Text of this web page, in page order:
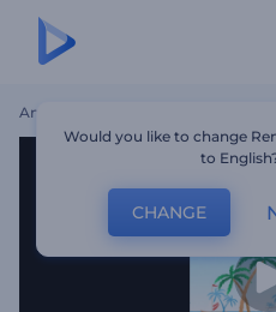
Ana Sayfa
Would you like to change
to
CHANGE